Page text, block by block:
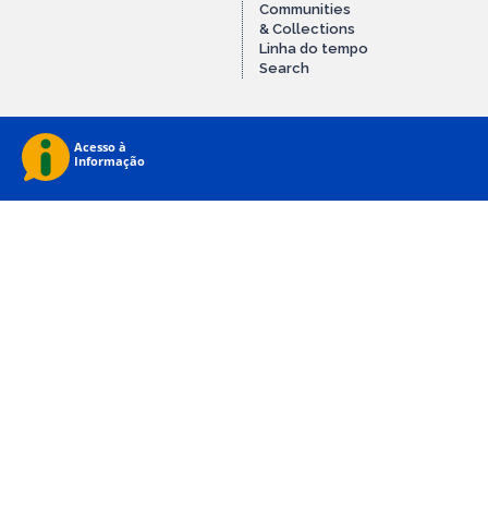
Communities
& Collections
Linha do tempo
Search